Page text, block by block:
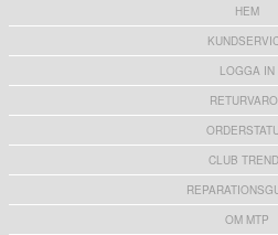
HEM
LOGGA IN
CLUB
OM MTP